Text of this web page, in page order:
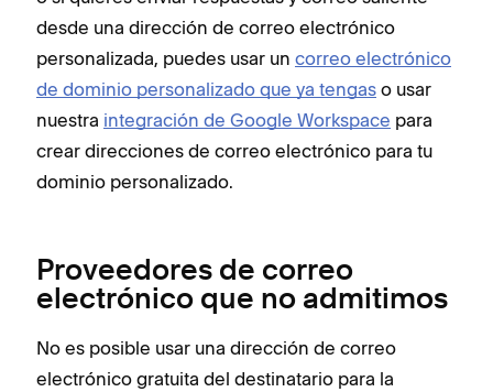
desde una dirección de correo electrónico
personalizada, puedes usar un correo electrónico
de dominio personalizado que ya tengas o usar
nuestra integración de Google Workspace para
crear direcciones de correo electrónico para tu
dominio personalizado.
Proveedores de correo
electrónico que no admitimos
No es posible usar una dirección de correo
electrónico gratuita del destinatario para la